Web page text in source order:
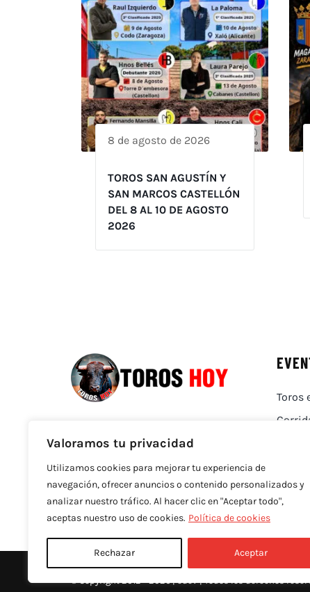
Valoramos tu privacidad
Utilizamos cookies para mejorar tu experiencia de
navegación, ofrecer anuncios o contenido personalizados y
analizar nuestro tráfico. Al hacer clic en "Aceptar todo",
aceptas nuestro uso de cookies. Política de cookies
Rechazar Aceptar
8 de agosto de 2026
TOROS SAN AGUSTÍN Y
SAN MARCOS CASTELLÓN
DEL 8 AL 10 DE AGOSTO
2026
Toros
| Todos los derechos